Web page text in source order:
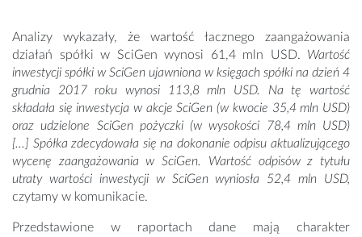
Analizy wykazały, że wartość łacznego zaangażowania
działań spółki w SciGen wynosi 61,4 mln USD. Wartość
inwestycji spółki w SciGen ujawniona w księgach spółki na dzień 4
grudnia 2017 roku wynosi 113,8 mln USD. Na tę wartość
składała się inwestycja w akcje SciGen (w kwocie 35,4 mln USD)
oraz udzielone SciGen pożyczki (w wysokości 78,4 mln USD)
[...] Spółka zdecydowała się na dokonanie odpisu aktualizującego
wycenę zaangażowania w SciGen. Wartość odpisów z tytułu
utraty wartości inwestycji w SciGen wyniosła 52,4 mln USD,
czytamy w komunikacie.
Przedstawione w raportach dane mają charakter